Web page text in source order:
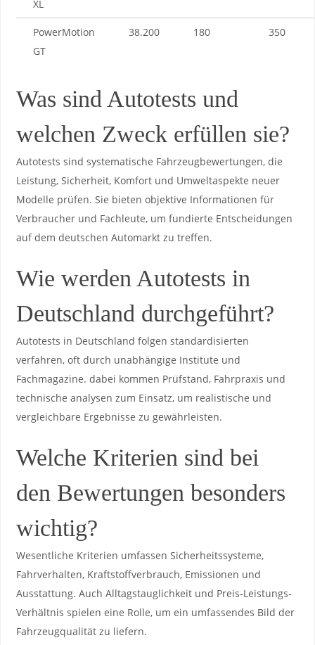
XL
PowerMotion⁢
GT
38.200 180 350
Was sind ‍Autotests und⁤
welchen Zweck erfüllen sie?
Autotests sind‍ systematische Fahrzeugbewertungen, die
Leistung, Sicherheit, Komfort und ‍Umweltaspekte neuer
Modelle prüfen. Sie​ bieten objektive Informationen für
Verbraucher und Fachleute, um fundierte Entscheidungen
auf dem deutschen Automarkt zu treffen.
Wie werden ⁢Autotests in
Deutschland durchgeführt?
Autotests in Deutschland ‍folgen standardisierten
verfahren, oft durch unabhängige ​Institute und
Fachmagazine. dabei kommen Prüfstand, Fahrpraxis ‌und
technische ​analysen zum Einsatz, um realistische und
vergleichbare Ergebnisse zu gewährleisten.
Welche Kriterien sind bei‍
den Bewertungen besonders
wichtig?
Wesentliche ⁤Kriterien umfassen Sicherheitssysteme,
Fahrverhalten, Kraftstoffverbrauch, Emissionen und
Ausstattung. Auch Alltagstauglichkeit und Preis-Leistungs-
Verhältnis spielen ⁣eine Rolle, ​um ein umfassendes Bild der
Fahrzeugqualität zu ⁤liefern.